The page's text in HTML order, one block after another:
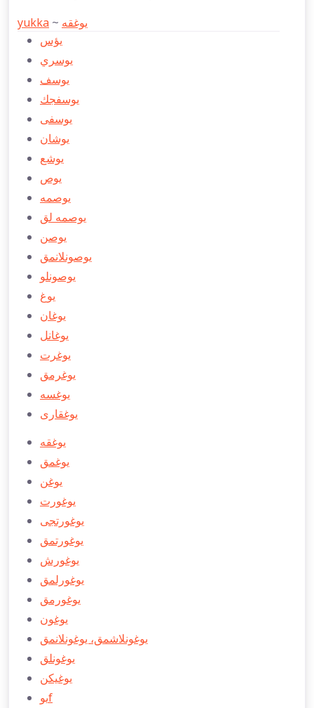
yukka ~ يوغقه
يؤس
يوسري
يوسف
يوسفجك
يوسفی
يوشان
يوشع
يوص
يوصمه
يوصمه لق
يوصن
يوصونلانمق
يوصونلو
يوغ
يوغان
يوغانل
يوغرت
يوغرمق
يوغسه
يوغقاری
يوغقه
يوغمق
يوغن
يوغورت
يوغورتجی
يوغورتمق
يوغورش
يوغورلمق
يوغورمق
يوغون
يوغونلاشمق، يوغونلانمق
يوغونلق
يوغيكن
يوf